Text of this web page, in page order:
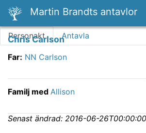
Martin Brandts antavlor
Personakt Antavla
Chris Carlson
Far: NN Carlson
Familj med Allison
Senast ändrad: 2016-06-26T00:00:00